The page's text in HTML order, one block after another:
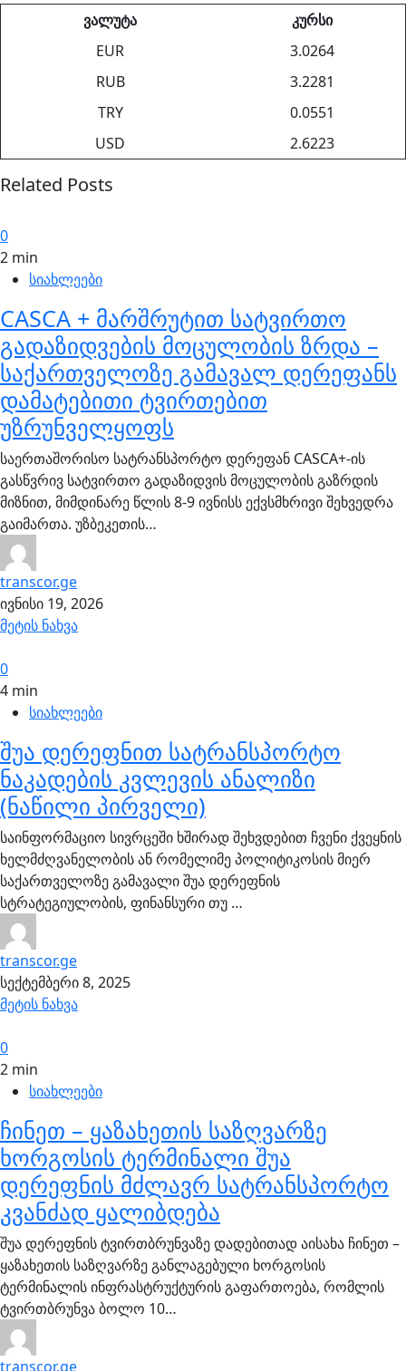
ვალუტა
კურსი
EUR
3.0264
RUB
3.2281
TRY
0.0551
USD
2.6223
Related Posts
0
2 min
სიახლეები
CASCA + მარშრუტით სატვირთო
გადაზიდვების მოცულობის ზრდა –
საქართველოზე გამავალ დერეფანს
დამატებითი ტვირთებით
უზრუნველყოფს
საერთაშორისო სატრანსპორტო დერეფან CASCA+-ის
გასწვრივ სატვირთო გადაზიდვის მოცულობის გაზრდის
მიზნით, მიმდინარე წლის 8-9 ივნისს ექვსმხრივი შეხვედრა
გაიმართა. უზბეკეთის…
transcor.ge
ივნისი 19, 2026
მეტის ნახვა
0
4 min
სიახლეები
შუა დერეფნით სატრანსპორტო
ნაკადების კვლევის ანალიზი
(ნაწილი პირველი)
საინფორმაციო სივრცეში ხშირად შეხვდებით ჩვენი ქვეყნის
ხელმძღვანელობის ან რომელიმე პოლიტიკოსის მიერ
საქართველოზე გამავალი შუა დერეფნის
სტრატეგიულობის, ფინანსური თუ …
transcor.ge
სექტემბერი 8, 2025
მეტის ნახვა
0
2 min
სიახლეები
ჩინეთ – ყაზახეთის საზღვარზე
ხორგოსის ტერმინალი შუა
დერეფნის მძლავრ სატრანსპორტო
კვანძად ყალიბდება
შუა დერეფნის ტვირთბრუნვაზე დადებითად აისახა ჩინეთ –
ყაზახეთის საზღვარზე განლაგებული ხორგოსის
ტერმინალის ინფრასტრუქტურის გაფართოება, რომლის
ტვირთბრუნვა ბოლო 10…
transcor.ge